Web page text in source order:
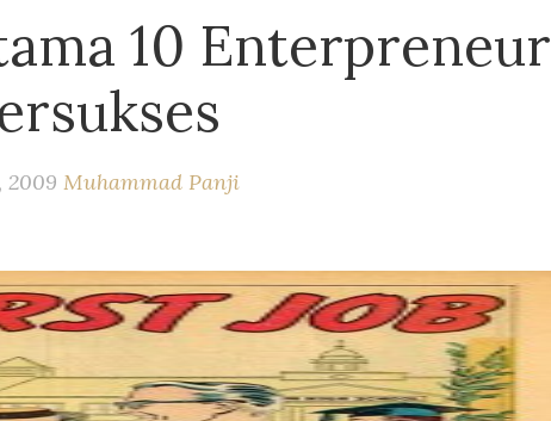
10 Enterpreneur
2009 Muhammad Panji